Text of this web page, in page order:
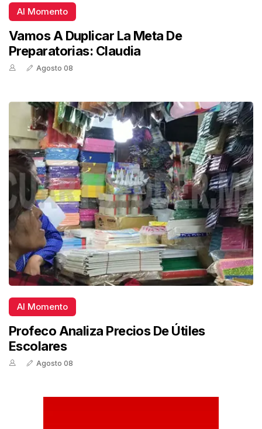
Al Momento
Vamos A Duplicar La Meta De
Preparatorias: Claudia
Agosto 08
Al Momento
Profeco Analiza Precios De Útiles
Escolares
Agosto 08